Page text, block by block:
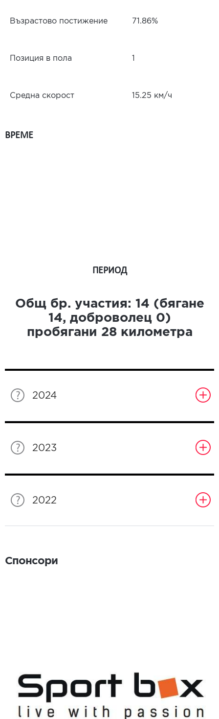
Възрастово постижение 71.86%
Позиция в пола
Средна скорост 15.25 км/ч
ВРЕМЕ
ПЕРИОД
Общ бр. участия: 14 (бягане
14, доброволец 0)
пробягани 28километра
2024
2023
2022
Спонсори